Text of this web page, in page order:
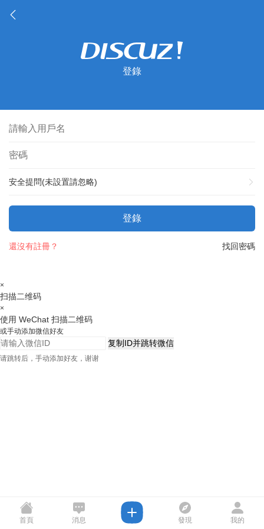
登錄
安全提問(未設置請忽略)
登錄
找回密碼
還沒有註冊？
×
扫描二维码
×
使用 WeChat 扫描二维码
或手动添加微信好友
复制ID并跳转微信
请跳转后，手动添加好友，谢谢
首頁 消息 發現 我的